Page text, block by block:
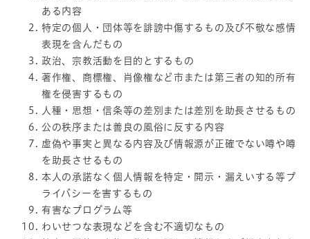
ある内容
特定の個人・団体等を誹謗中傷するもの及び不敬な感情
表現を含んだもの
政治、宗教活動を目的とするもの
著作権、商標権、肖像権など市または第三者の知的所有
権を侵害するもの
人種・思想・信条等の差別または差別を助長させるもの
公の秩序または善良の風俗に反する内容
虚偽や事実と異なる内容及び情報源が正確でない噂や噂
を助長させるもの
本人の承諾なく個人情報を特定・開示・漏えいする等プ
ライバシーを害するもの
有害なプログラム等
わいせつな表現などを含む不適切なもの